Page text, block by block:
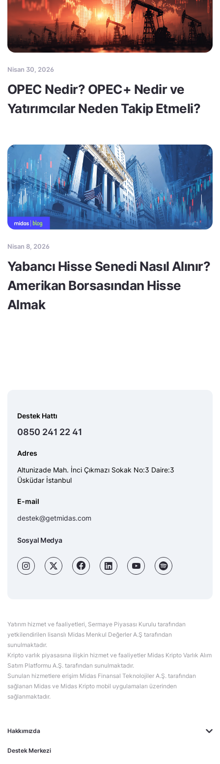
Nisan 30, 2026
OPEC Nedir? OPEC+ Nedir ve
Yatırımcılar Neden Takip Etmeli?
Nisan 8, 2026
Yabancı Hisse Senedi Nasıl Alınır?
Amerikan Borsasından Hisse
Almak
Hakkımızda
Destek Merkezi
Destek Hattı
0850 241 22 41
Adres
Altunizade Mah. İnci Çıkmazı Sokak No:3 Daire:3
Üsküdar İstanbul
E-mail
destek@getmidas.com
Sosyal Medya
Yatırım hizmet ve faaliyetleri, Sermaye Piyasası Kurulu tarafından
yetkilendirilen lisanslı Midas Menkul Değerler A.Ş tarafından
sunulmaktadır.
Kripto varlık piyasasına ilişkin hizmet ve faaliyetler Midas Kripto Varlık Alım
Satım Platformu A.Ş. tarafından sunulmaktadır.
Sunulan hizmetlere erişim Midas Finansal Teknolojiler A.Ş. tarafından
sağlanan Midas ve Midas Kripto mobil uygulamaları üzerinden
sağlanmaktadır.